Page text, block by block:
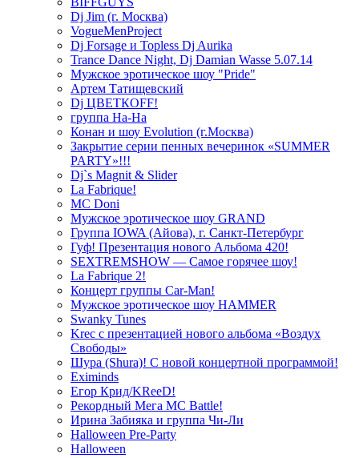
Dj Jim (г. Москва)
VogueMenProject
Dj Forsage и Topless Dj Aurika
Trance Dance Night, Dj Damian Wasse 5.07.14
Мужское эротическое шоу "Pride"
Артем Татищевский
Dj ЦВЕТКOFF!
группа На-На
Конан и шоу Evolution (г.Москва)
Закрытие серии пенных вечеринок «SUMMER
PARTY»!!!
Dj`s Magnit & Slider
La Fabrique!
MC Doni
Мужское эротическое шоу GRAND
Группа IOWA (Айова), г. Санкт-Петербург
Гуф! Презентация нового Альбома 420!
SEXTREMSHOW — Самое горячее шоу!
La Fabrique 2!
Концерт группы Car-Man!
Мужское эротическое шоу HAMMER
Swanky Tunes
Krec с презентацией нового альбома «Воздух
Свободы»
Шура (Shura)! С новой концертной программой!
Eximinds
Егор Крид/KReeD!
Рекордный Мега МС Battle!
Ирина Забияка и группа Чи-Ли
Halloween Pre-Party
Halloween